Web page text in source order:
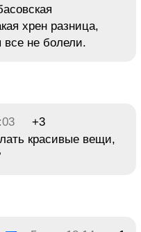
хрен разница,
не болели.
+3
красивые вещи,